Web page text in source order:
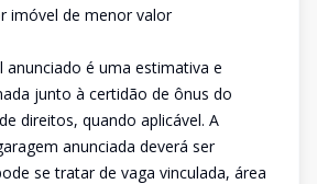
imóvel de menor valor
é uma estimativa e
junto à certidão de ônus do
direitos, quando aplicável. A
anunciada deverá ser
se tratar de vaga vinculada, área